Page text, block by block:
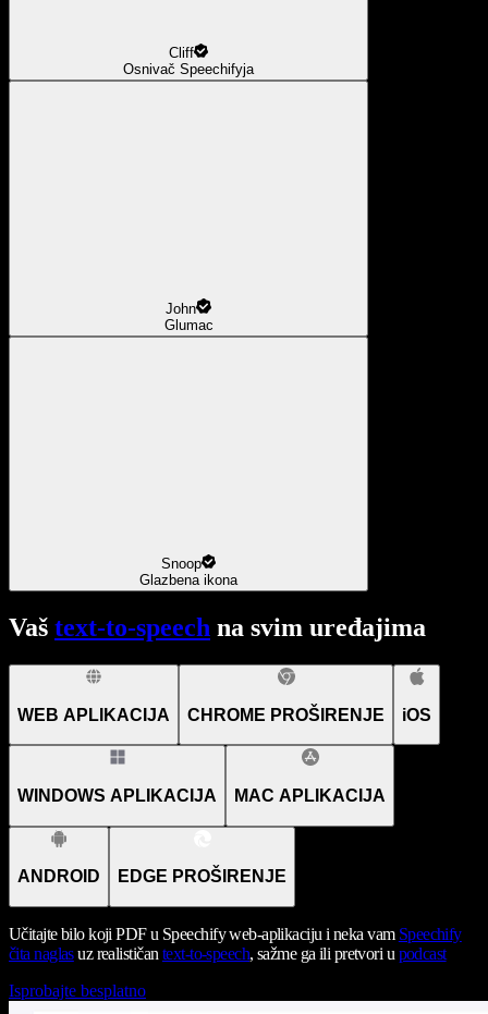
Cliff
Osnivač Speechifyja
John
Glumac
Snoop
Glazbena ikona
Vaš text-to-speech na svim uređajima
WEB APLIKACIJA CHROME PROŠIRENJE iOS
WINDOWS APLIKACIJA MAC APLIKACIJA
ANDROID EDGE PROŠIRENJE
Učitajte bilo koji PDF u Speechify web-aplikaciju i neka vam Speechify
čita naglasuz realističan text-to-speech, sažme ga ili pretvori u podcast
Isprobajte besplatno